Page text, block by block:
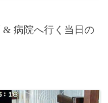
病院へ行く当日の